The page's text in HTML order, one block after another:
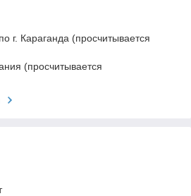
г. Караганда (просчитывается
(просчитывается